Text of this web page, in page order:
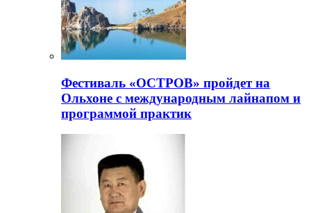
Фестиваль «ОСТРОВ» пройдет на
Ольхоне с международным лайнапом и
программой практик